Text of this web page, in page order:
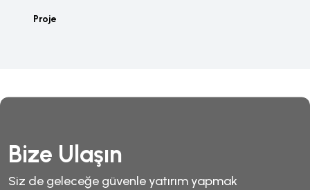
Proje
Bize Ulaşın
Siz de geleceğe güvenle yatırım yapmak